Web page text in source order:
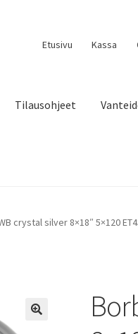
Etusivu Kassa
Tilausohjeet
crystal silver 8×18″ 5×120